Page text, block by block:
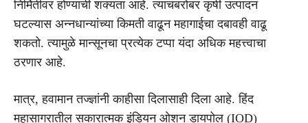
निर्मितीवर होण्याची शक्यता आहे. त्याचबरोबर कृषी उत्पादन
घटल्यास अन्नधान्यांच्या किमती वाढून महागाईचा दबावही वाढू
शकतो. त्यामुळे मान्सूनचा प्रत्येक टप्पा यंदा अधिक महत्त्वाचा
ठरणार आहे.
मात्र, हवामान तज्ज्ञांनी काहीसा दिलासाही दिला आहे. हिंद
महासागरातील सकारात्मक इंडियन ओशन डायपोल (IOD)